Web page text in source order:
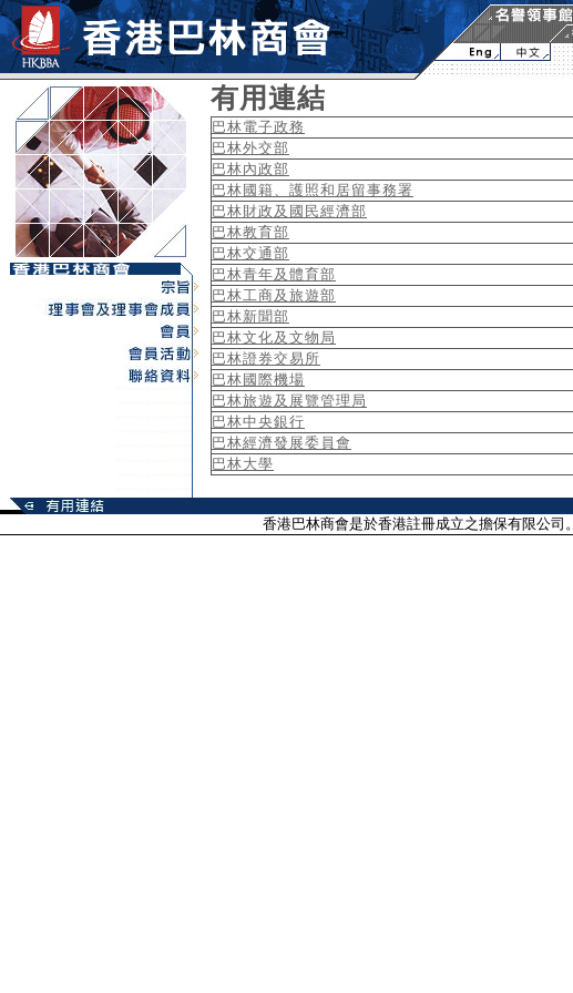
有用連結
巴林電子政務
巴林外交部
巴林內政部
巴林國籍、護照和居留事務署
巴林財政及國民經濟部
巴林教育部
巴林交通部
巴林青年及體育部
巴林工商及旅遊部
巴林新聞部
巴林文化及文物局
巴林證券交易所
巴林國際機場
巴林旅遊及展覽管理局
巴林中央銀行
巴林經濟發展委員會
巴林大學
香港巴林商會是於香港註冊成立之擔保有限公司。